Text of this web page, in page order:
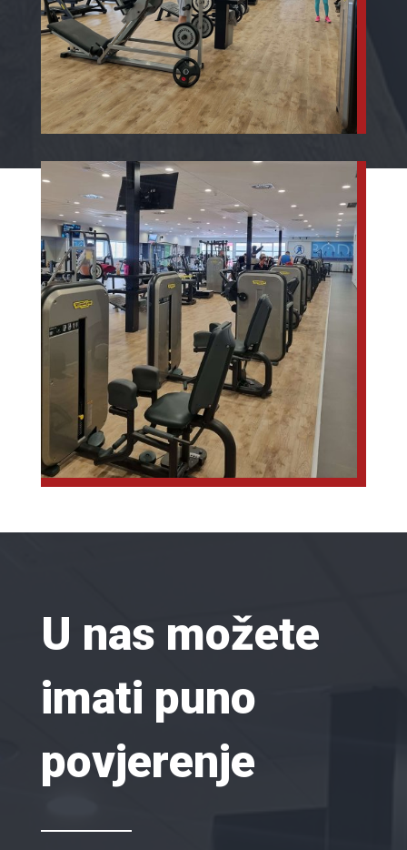
U nas možete
imati puno
povjerenje